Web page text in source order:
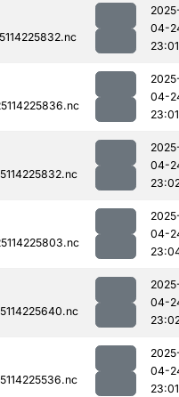
04-
23:01
04-
23:01
04-
04-
04-
04-
23:01